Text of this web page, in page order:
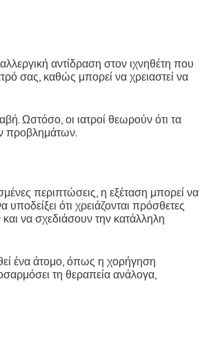
αντίδραση στον ιχνηθέτη που
σας, καθώς μπορεί να χρειαστεί να
Ωστόσο, οι ιατροί θεωρούν ότι τα
προβλημάτων.
περιπτώσεις, η εξέταση μπορεί να
ότι χρειάζονται πρόσθετες
να σχεδιάσουν την κατάλληλη
ένα άτομο, όπως η χορήγηση
τη θεραπεία ανάλογα,